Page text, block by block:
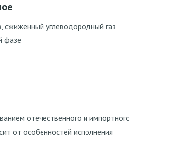
сжиженный углеводородный газ
фазе
отечественного и импортного
от особенностей исполнения